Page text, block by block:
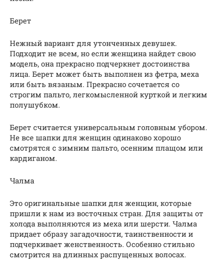
Берет
Нежный вариант для утонченных девушек.
Подходит не всем, но если женщина найдет свою
модель, она прекрасно подчеркнет достоинства
лица. Берет может быть выполнен из фетра, меха
или быть вязаным. Прекрасно сочетается со
строгим пальто, легкомысленной курткой и легким
полушубком.
Берет считается универсальным головным убором.
Не все шапки для женщин одинаково хорошо
смотрятся с зимним пальто, осенним плащом или
кардиганом.
Чалма
Это оригинальные шапки для женщин, которые
пришли к нам из восточных стран. Для защиты от
холода выполняются из меха или шерсти. Чалма
придает образу загадочности, таинственности и
подчеркивает женственность. Особенно стильно
смотрится на длинных распущенных волосах.